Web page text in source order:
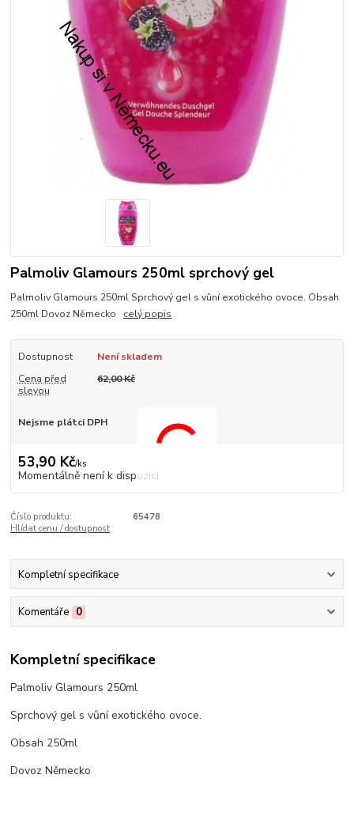
Palmoliv Glamours 250ml sprchový gel
Palmoliv Glamours 250ml Sprchový gel s vůní exotického ovoce. Obsah
250ml Dovoz Německo celý popis
Dostupnost
Není skladem
Cena před
slevou
62,00 Kč
Nejsme plátci DPH
53,90 Kč/ks
Momentálně není k dispozici
Číslo produktu:
65478
Hlídat cenu / dostupnost
Kompletní specifikace
Komentáře 0
Kompletní specifikace
Palmoliv Glamours 250ml
Sprchový gel s vůní exotického ovoce.
Obsah 250ml
Dovoz Německo